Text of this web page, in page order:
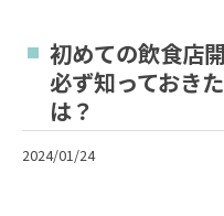
初めての飲食店
必ず知っておき
は？
2024/01/24